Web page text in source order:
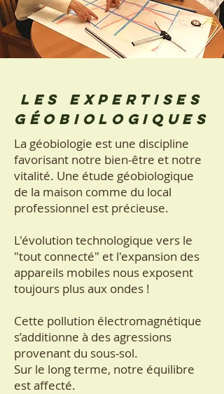
les expertises
géobiologiques
La géobiologie est une discipline
favorisant notre bien-être et notre
vitalité. Une étude géobiologique
de la maison comme du local
professionnel est précieuse.
L'évolution technologique vers le
"tout connecté" et l'expansion des
appareils mobiles nous exposent
toujours plus aux ondes !
Cette pollution électromagnétique
s’additionne à des agressions
provenant du sous-sol.
Sur le long terme, notre équilibre
est affecté.